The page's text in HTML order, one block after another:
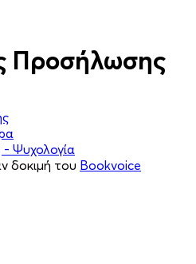
Προσήλωσης
Ψυχολογία
δοκιμή του Bookvoice